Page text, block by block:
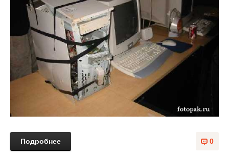
0
Подробнее